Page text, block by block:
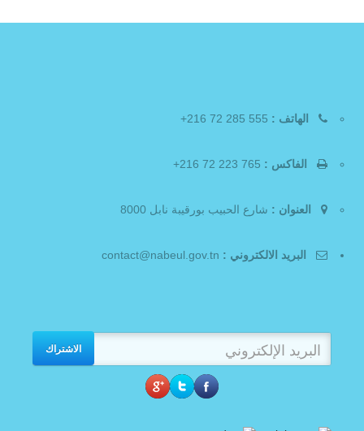
الهاتف :
الفاكس :
العنوان : شارع الحبيب بورقيبة نابل 8000
البريد الالكتروني :
الاشتراك